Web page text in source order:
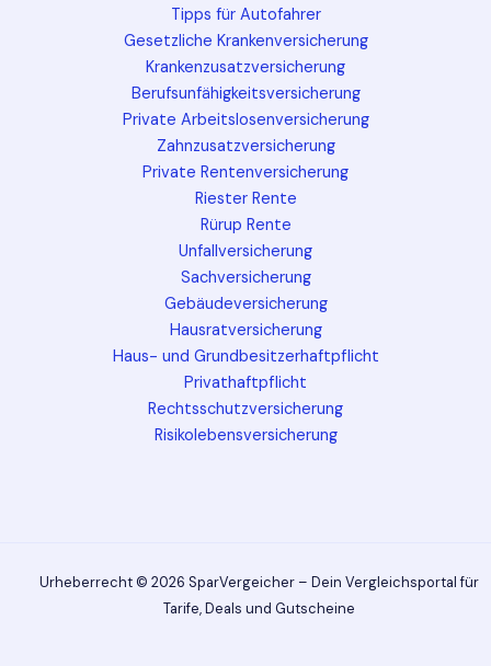
Tipps für Autofahrer
Gesetzliche Krankenversicherung
Krankenzusatzversicherung
Berufsunfähigkeitsversicherung
Private Arbeitslosenversicherung
Zahnzusatzversicherung
Private Rentenversicherung
Riester Rente
Rürup Rente
Unfallversicherung
Sachversicherung
Gebäudeversicherung
Hausratversicherung
Haus- und Grundbesitzerhaftpflicht
Privathaftpflicht
Rechtsschutzversicherung
Risikolebensversicherung
Urheberrecht © 2026 SparVergeicher – Dein Vergleichsportal für
Tarife, Deals und Gutscheine